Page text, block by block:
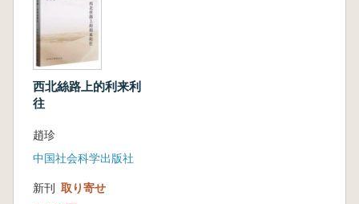
西北絲路上的利来利
往
趙珍
中国社会科学出版社
新刊 取り寄せ